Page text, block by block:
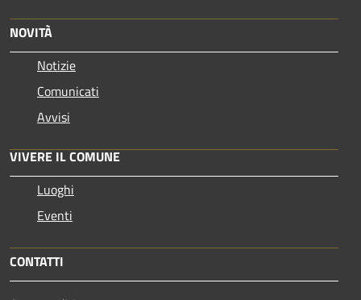
NOVITÀ
Notizie
Comunicati
Avvisi
VIVERE IL COMUNE
Luoghi
Eventi
CONTATTI